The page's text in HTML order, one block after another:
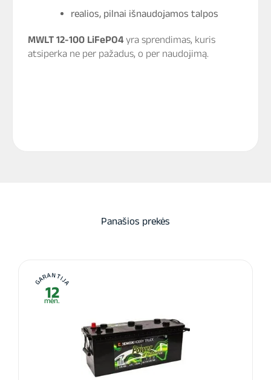
realios, pilnai išnaudojamos talpos
MWLT 12-100 LiFePO4 yra sprendimas, kuris
atsiperka ne per pažadus, o per naudojimą.
Panašios prekės
GARANTIJA
12
mėn.